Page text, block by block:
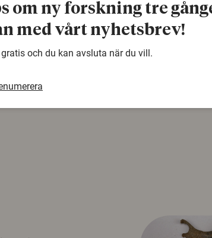
warningDenna artikel är några år gammal
samma ämne. Använd gärna vår
om ny forskning tre
med vårt nyhetsbrev!
gratis och du kan avsluta när du vill.